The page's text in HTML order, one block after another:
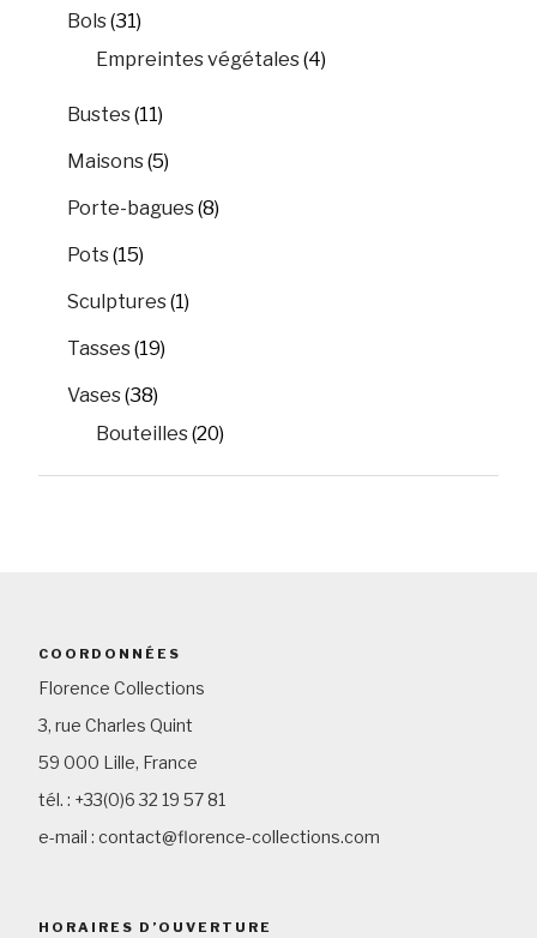
Bols(31)
Empreintes végétales(4)
Bustes(11)
Maisons(5)
Porte-bagues(8)
Pots(15)
Sculptures(1)
Tasses(19)
Vases(38)
Bouteilles(20)
COORDONNÉES
Florence Collections
3, rue Charles Quint
59 000 Lille, France
tél. : +33(0)6 32 19 57 81
e-mail : contact@florence-collections.com
HORAIRES D’OUVERTURE